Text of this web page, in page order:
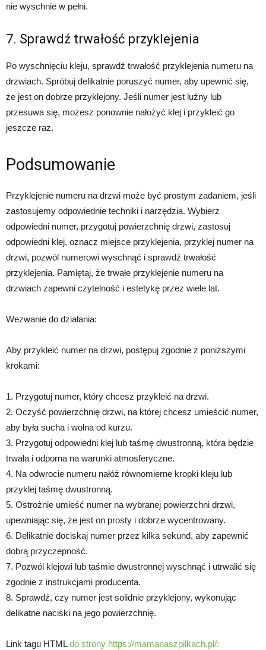
nie wyschnie w pełni.
7. Sprawdź trwałość przyklejenia
Po wyschnięciu kleju, sprawdź trwałość przyklejenia numeru na
drzwiach. Spróbuj delikatnie poruszyć numer, aby upewnić się,
że jest on dobrze przyklejony. Jeśli numer jest luźny lub
przesuwa się, możesz ponownie nałożyć klej i przykleić go
jeszcze raz.
Podsumowanie
Przyklejenie numeru na drzwi może być prostym zadaniem, jeśli
zastosujemy odpowiednie techniki i narzędzia. Wybierz
odpowiedni numer, przygotuj powierzchnię drzwi, zastosuj
odpowiedni klej, oznacz miejsce przyklejenia, przyklej numer na
drzwi, pozwól numerowi wyschnąć i sprawdź trwałość
przyklejenia. Pamiętaj, że trwałe przyklejenie numeru na
drzwiach zapewni czytelność i estetykę przez wiele lat.
Wezwanie do działania:
Aby przykleić numer na drzwi, postępuj zgodnie z poniższymi
krokami:
1. Przygotuj numer, który chcesz przykleić na drzwi.
2. Oczyść powierzchnię drzwi, na której chcesz umieścić numer,
aby była sucha i wolna od kurzu.
3. Przygotuj odpowiedni klej lub taśmę dwustronną, która będzie
trwała i odporna na warunki atmosferyczne.
4. Na odwrocie numeru nałóż równomierne kropki kleju lub
przyklej taśmę dwustronną.
5. Ostrożnie umieść numer na wybranej powierzchni drzwi,
upewniając się, że jest on prosty i dobrze wycentrowany.
6. Delikatnie dociskaj numer przez kilka sekund, aby zapewnić
dobrą przyczepność.
7. Pozwól klejowi lub taśmie dwustronnej wyschnąć i utrwalić się
zgodnie z instrukcjami producenta.
8. Sprawdź, czy numer jest solidnie przyklejony, wykonując
delikatne naciski na jego powierzchnię.
Link tagu HTMLdo strony https://mamanaszpilkach.pl/: